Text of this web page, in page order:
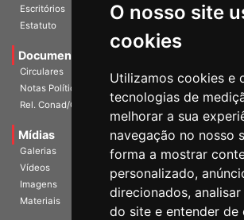
O nosso site
cookies
Utilizamos cookies e
tecnologias de
melhorar a sua
navegação no nosso
forma a mostrar
personalizado,
direcionados,
do site e entender de
Escritórios
Estatuto
Documentos
Circulares
Notas Políticas
Rel. Conad/Congresso
Mídias
Galerias
Vídeos
Imagens
Materiais